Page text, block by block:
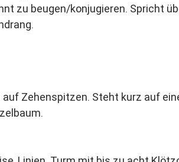
zu beugen/konjugieren. Spricht
Zehenspitzen. Steht kurz auf